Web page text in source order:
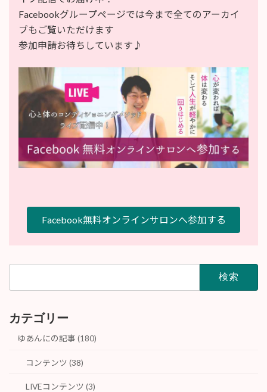
Facebookグループページでは今まで全てのアーカイ
ブもご覧いただけます
参加申請お待ちしています♪
Facebook無料オンラインサロンへ参加する
カテゴリー
ゆあんにの記事 (180)
コンテンツ (38)
LIVEコンテンツ (3)